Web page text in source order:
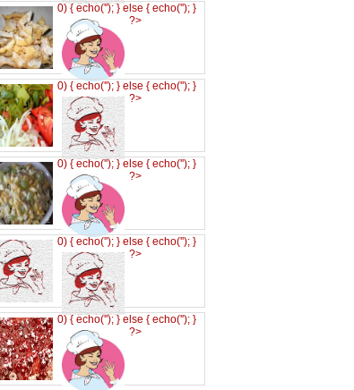
0) { echo(''); } else { echo(''); }
?>
0) { echo(''); } else { echo(''); }
?>
0) { echo(''); } else { echo(''); }
?>
0) { echo(''); } else { echo(''); }
?>
0) { echo(''); } else { echo(''); }
?>